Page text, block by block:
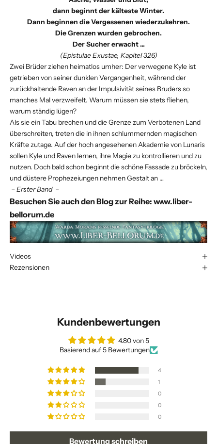
dann beginnt der kälteste Winter.
Dann beginnen die Vergessenen wiederzukehren.
Die Grenzen wurden gebrochen.
Der Sucher erwacht ...
(Epistulae Exustae, Kapitel 326)
Zwei Brüder ziehen heimatlos umher: Der verwegene Kyle ist
getrieben von seiner dunklen Vergangenheit, während der
zurückhaltende Raven an der Impulsivität seines Bruders so
manches Mal verzweifelt. Warum müssen sie stets fliehen,
warum ständig lügen?
Als sie ein Tabu brechen und die Grenze zum Verbotenen Land
überschreiten, treten die in ihnen schlummernden magischen
Kräfte zutage. Auf der hoch angesehenen Akademie von Lunaris
sollen Kyle und Raven lernen, ihre Magie zu kontrollieren und zu
nutzen. Doch bald schon beginnt die schöne Fassade zu bröckeln,
und düstere Prophezeiungen nehmen Gestalt an …
– Erster Band –
Besuchen Sie auch den Blog zur Reihe: www.liber-
bellorum.de
Videos
Rezensionen
Kundenbewertungen
4.80 von 5
Basierend auf 5 Bewertungen
4
1
0
0
0
Bewertung schreiben